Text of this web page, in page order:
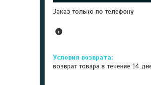
Заказ только по телефону
возврат товара в течение 14